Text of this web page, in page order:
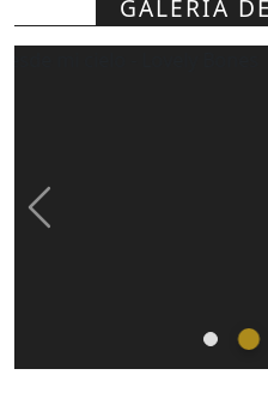
GALERIA
Previous